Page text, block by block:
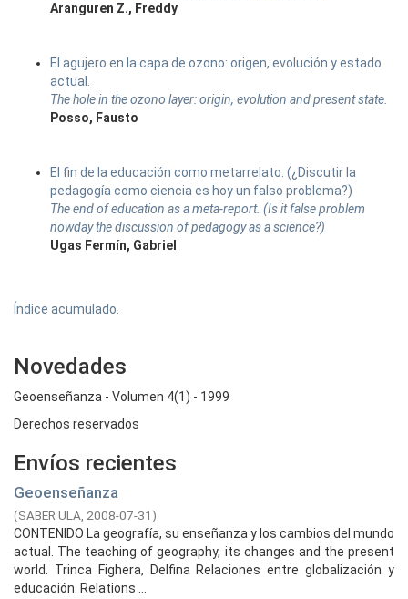
Aranguren Z., Freddy
El agujero en la capa de ozono: origen, evolución y estado
actual.
The hole in the ozono layer: origin, evolution and present state.
Posso, Fausto
El fin de la educación como metarrelato. (¿Discutir la
pedagogía como ciencia es hoy un falso problema?)
The end of education as a meta-report. (Is it false problem
nowday the discussion of pedagogy as a science?)
Ugas Fermín, Gabriel
Índice acumulado.
Novedades
Geoenseñanza - Volumen 4(1) - 1999
Derechos reservados
Envíos recientes
Geoenseñanza
(SABER ULA, 2008-07-31)
CONTENIDO La geografía, su enseñanza y los cambios del mundo
actual. The teaching of geography, its changes and the present
world. Trinca Fighera, Delfina Relaciones entre globalización y
educación. Relations ...